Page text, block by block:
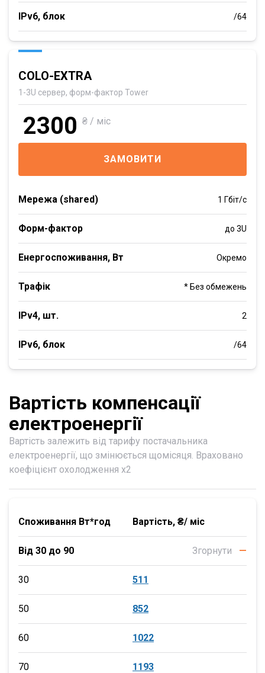
IPv6, блок /64
COLO-EXTRA
1-3U сервер, форм-фактор Tower
2300 ₴ / міс
ЗАМОВИТИ
Мережа (shared) 1 Гбіт/с
Форм-фактор до 3U
Енергоспоживання, Вт Окремо
Трафік * Без обмежень
IPv4, шт. 2
IPv6, блок /64
Вартість компенсації
електроенергії
Вартість залежить від тарифу постачальника
електроенергії, що змінюється щомісяця. Враховано
коефіцієнт охолодження х2
Споживання Вт*год Вартість, ₴/ міс
Від 30 до 90 Згорнути —
30 511
50 852
60 1022
70 1193